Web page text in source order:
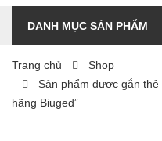
DANH MỤC SẢN PHẨM
Trang chủ
Shop
Sản phẩm được gắn
hãng Biuged”